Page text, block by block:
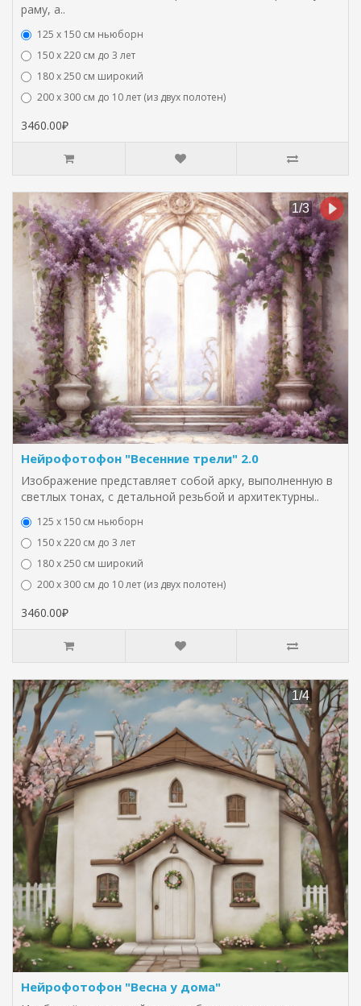
раму, а..
125 x 150 см ньюборн
150 х 220 см до 3 лет
180 х 250 см широкий
200 х 300 см до 10 лет (из двух полотен)
3460.00₽
Нейрофотофон "Весенние трели" 2.0
Изображение представляет собой арку, выполненную в
светлых тонах, с детальной резьбой и архитектурны..
125 x 150 см ньюборн
150 х 220 см до 3 лет
180 х 250 см широкий
200 х 300 см до 10 лет (из двух полотен)
3460.00₽
Нейрофотофон "Весна у дома"